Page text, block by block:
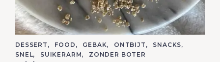
C
A
T
DESSERT FOOD GEBAK ONTBIJT
SNACKS
SNEL
SUIKERARM
ZONDER BOTER